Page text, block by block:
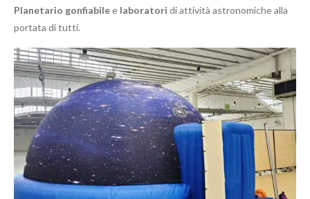
Planetario gonfiabilee laboratori di attività astronomiche alla
portata di tutti.